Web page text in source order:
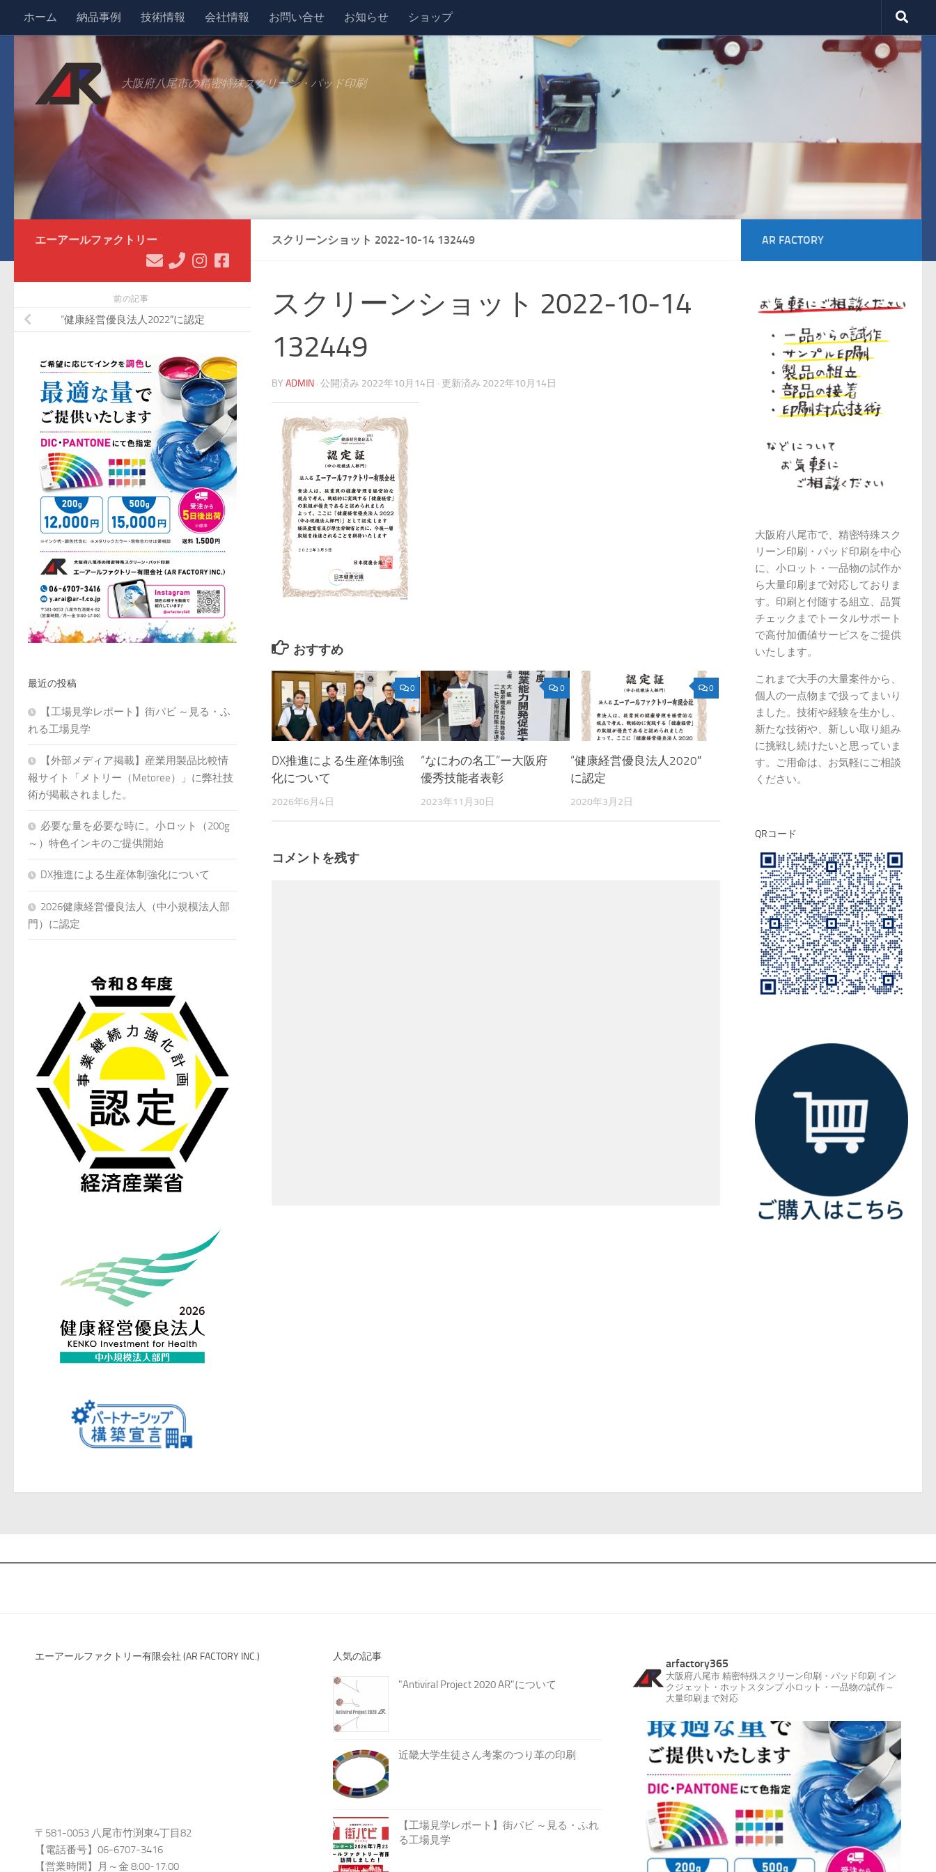
コンテンツへスキップ
ホーム 納品事例 技術情報 会社情報 お問い合せ お知らせ ショップ
大阪府八尾市の精密特殊スクリーン・パッド印刷
スクリーンショット 2022-10-14 132449
スクリーンショット 2022-10-14
132449
BY ADMIN · 公開済み 2022年10月14日 · 更新済み 2022年10月14日
おすすめ
0
DX推進による生産体制強
化について
2026年6月4日
0
“なにわの名工”ー大阪府
優秀技能者表彰
2023年11月30日
0
“健康経営優良法人2020″
に認定
2020年3月2日
コメントを残す
エーアールファクトリー
前の記事
“健康経営優良法人2022″に認定
最近の投稿
【工場見学レポート】街パビ ～見る・ふ
れる工場見学
【外部メディア掲載】産業用製品比較情
報サイト「メトリー（Metoree）」に弊社技
術が掲載されました。
必要な量を必要な時に。小ロット（200g
～）特色インキのご提供開始
DX推進による生産体制強化について
2026健康経営優良法人（中小規模法人部
門）に認定
AR FACTORY
大阪府八尾市で、精密特殊スク
リーン印刷・パッド印刷を中心
に、小ロット・一品物の試作か
ら大量印刷まで対応しておりま
す。印刷と付随する組立、品質
チェックまでトータルサポート
で高付加価値サービスをご提供
いたします。
これまで大手の大量案件から、
個人の一点物まで扱ってまいり
ました。技術や経験を生かし、
新たな技術や、新しい取り組み
に挑戦し続けたいと思っていま
す。ご用命は、お気軽にご相談
ください。
QRコード
エーアールファクトリー有限会社 (AR FACTORY INC.)
〒581-0053 八尾市竹渕東4丁目82
【電話番号】06-6707-3416
【営業時間】月～金 8:00-17:00
人気の記事
"Antiviral Project 2020 AR"について
近畿大学生徒さん考案のつり革の印刷
【工場見学レポート】街パビ ～見る・ふれ
る工場見学
arfactory365
大阪府八尾市精密特殊スクリーン印刷・パッド印刷 イン
クジェット・ホットスタンプ小ロット・一品物の試作～
大量印刷まで対応